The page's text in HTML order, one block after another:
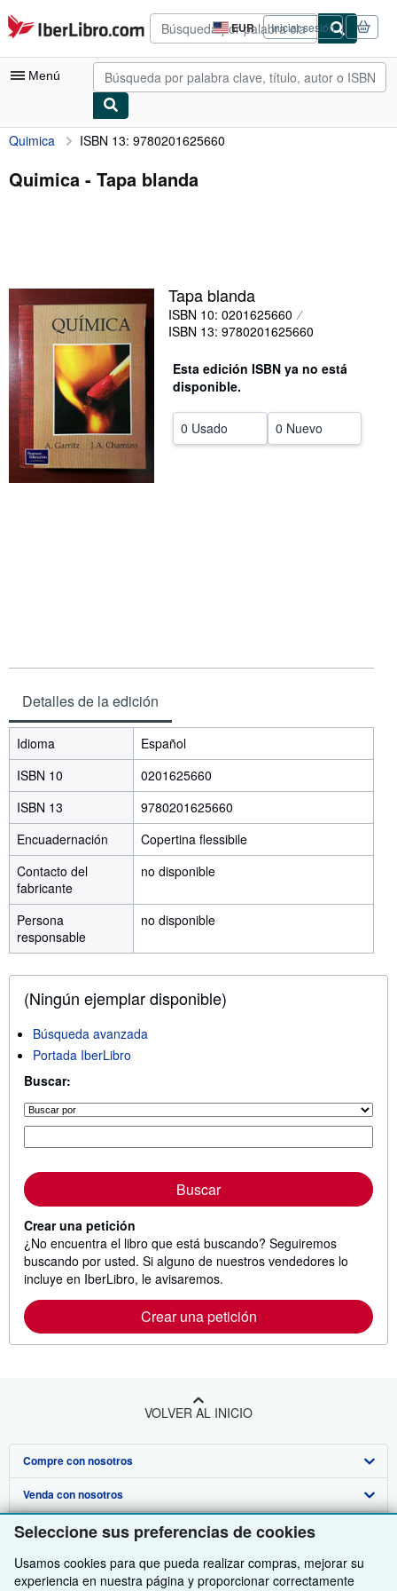
Seleccione sus preferencias de cookies
Usamos cookies para que pueda realizar compras, mejorar su
experiencia en nuestra página y proporcionar correctamente
Pasar al contenido principal
IberLibro.com EUR
Preferencias
de
compra
del
Iniciar sesión
Menú
Mi cuenta
Consultar mis pedidos
Vendedores
Comenzar a vender
Ayuda
CERRAR
Quimica ISBN 13: 9780201625660
Quimica - Tapa blanda
Tapa blanda
ISBN 10: 0201625660
ISBN 13: 9780201625660
Esta edición ISBN ya no está
disponible.
0 Usado 0 Nuevo
Detalles de la edición
Idioma
Español
ISBN 10
0201625660
ISBN 13
9780201625660
Encuadernación
Copertina flessibile
Contacto del
fabricante
no disponible
Persona
responsable
no disponible
(Ningún ejemplar disponible)
Búsqueda avanzada
Portada IberLibro
Buscar:
Buscar
Crear una petición
¿No encuentra el libro que está buscando? Seguiremos
buscando por usted. Si alguno de nuestros vendedores lo
incluye en IberLibro, le avisaremos.
Crear una petición
VOLVER AL INICIO
Compre con nosotros
Búsqueda avanzada
Colecciones
Mi cuenta
Venda con nosotros
Comenzar a vender
Únase a nuestro programa de afiliados
Sobre nosotros
Sobre IberLibro
Obtener Ayuda